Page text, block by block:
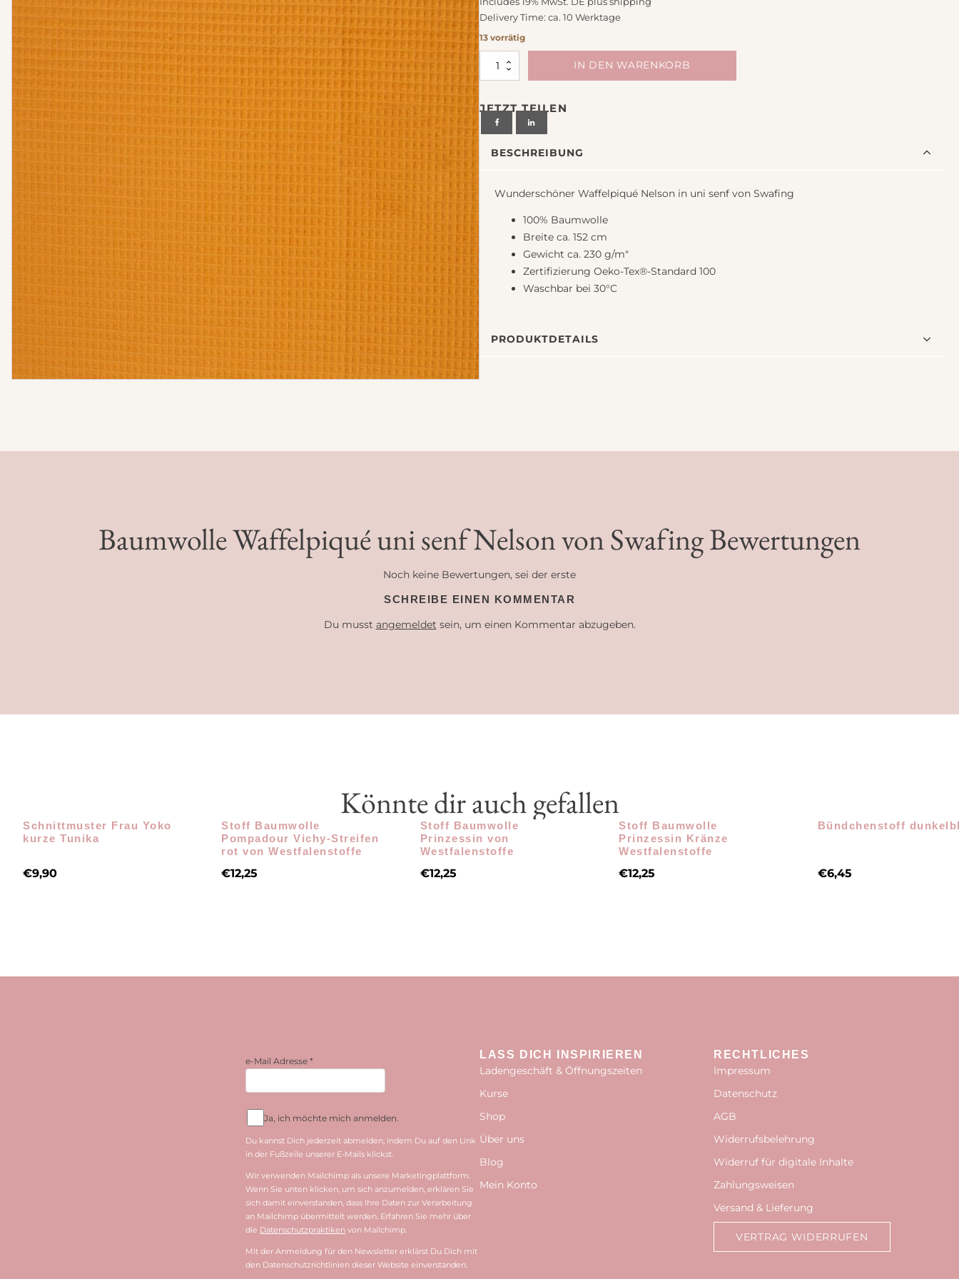
Stoffbundle
Steppstoff
Musselin
Canvas
Strickstoff
Leinen
Webware / Verschiedenes
Nähanleitung Verschiedenes
Bücher
Delivery Time: ca. 10 Werktage
13 vorrätig
Baumwolle
Waffelpiqué
senf
Nelson
Swafing
IN DEN WARENKORB
JETZT TEILEN
BESCHREIBUNG
Wunderschöner Waffelpiqué Nelson in uni senf von Swafing
100% Baumwolle
Breite ca. 152 cm
Gewicht ca. 230 g/m"
Zertifizierung Oeko-Tex®-Standard 100
Waschbar bei 30°C
PRODUKTDETAILS
Baumwolle Waffelpiqué uni senf Nelson von Swafing Bewertungen
Noch keine Bewertungen, sei der erste
SCHREIBE EINEN KOMMENTAR
Du musst angemeldet sein, um einen Kommentar abzugeben.
Könnte dir auch gefallen
Schnittmuster Frau Yoko
kurze Tunika
€9,90
Stoff Baumwolle
Pompadour Vichy-Streifen
rot von Westfalenstoffe
€12,25
Stoff Baumwolle
Prinzessin von
Westfalenstoffe
€12,25
Stoff Baumwolle
Prinzessin Kränze
Westfalenstoffe
€12,25
Bündchenstoff
€6,45
e-Mail Adresse *
Ja, ich möchte mich anmelden.
Du kannst Dich jederzeit abmelden, indem Du auf den Link
in der Fußzeile unserer E-Mails klickst.
Wir verwenden Mailchimp als unsere Marketingplattform.
Wenn Sie unten klicken, um sich anzumelden, erklären Sie
sich damit einverstanden, dass Ihre Daten zur Verarbeitung
an Mailchimp übermittelt werden. Erfahren Sie mehr über
die Datenschutzpraktiken von Mailchimp.
Mit der Anmeldung für den Newsletter erklärst Du Dich mit
den Datenschutzrichtlinien dieser Website einverstanden.
LASS DICH INSPIRIEREN
Ladengeschäft & Öffnungszeiten
Kurse
Shop
Über uns
Blog
Mein Konto
RECHTLICHES
Impressum
Datenschutz
AGB
Widerrufsbelehrung
Widerruf für digitale Inhalte
Zahlungsweisen
Versand & Lieferung
VERTRAG WIDERRUFEN